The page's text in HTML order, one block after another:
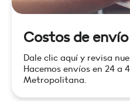
Costos de envío
Dale clic aquí y revisa
Hacemos envíos en 24 a
Metropolitana.